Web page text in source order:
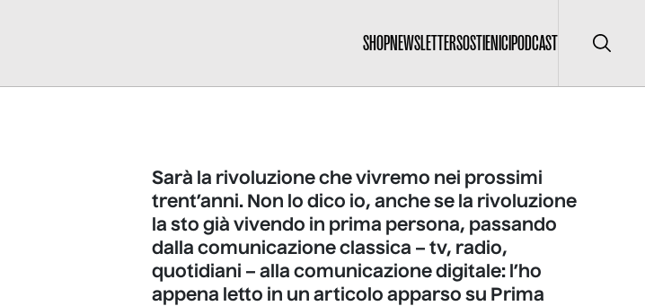
SHOPNEWSLETTERSOSTIENICIPODCAST Cerca
Sarà la rivoluzione che vivremo nei prossimi
trent’anni. Non lo dico io, anche se la rivoluzione
la sto già vivendo in prima persona, passando
dalla comunicazione classica – tv, radio,
quotidiani – alla comunicazione digitale: l’ho
appena letto in un articolo apparso su Prima